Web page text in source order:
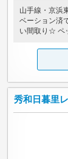
山手線・京浜
ベーション済
い間取り☆ ペ
秀和日暮里